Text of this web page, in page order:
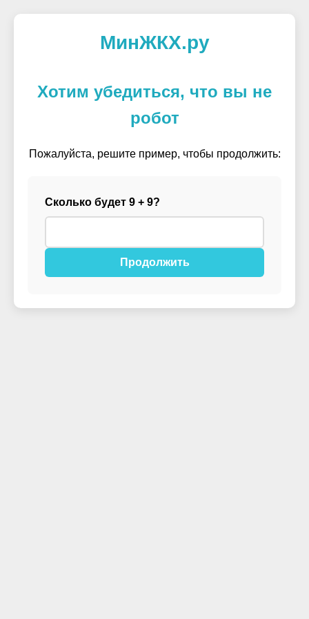
МинЖКХ.ру
Хотим убедиться, что вы не
робот
Пожалуйста, решите пример, чтобы продолжить:
Сколько будет 9 + 9?
Продолжить